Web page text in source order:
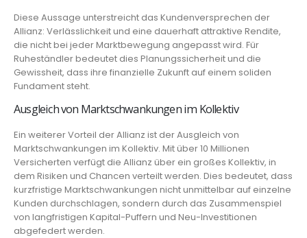
Diese Aussage unterstreicht das Kundenversprechen der
Allianz: Verlässlichkeit und eine dauerhaft attraktive Rendite,
die nicht bei jeder Marktbewegung angepasst wird. Für
Ruheständler bedeutet dies Planungssicherheit und die
Gewissheit, dass ihre finanzielle Zukunft auf einem soliden
Fundament steht.
Ausgleich von Marktschwankungen im Kollektiv
Ein weiterer Vorteil der Allianz ist der Ausgleich von
Marktschwankungen im Kollektiv. Mit über 10 Millionen
Versicherten verfügt die Allianz über ein großes Kollektiv, in
dem Risiken und Chancen verteilt werden. Dies bedeutet, dass
kurzfristige Marktschwankungen nicht unmittelbar auf einzelne
Kunden durchschlagen, sondern durch das Zusammenspiel
von langfristigen Kapital-Puffern und Neu-Investitionen
abgefedert werden.